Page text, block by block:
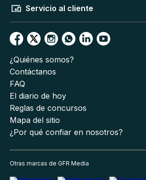
Servicio al cliente
¿Quiénes somos?
Contáctanos
FAQ
El diario de hoy
Reglas de concursos
Mapa del sitio
¿Por qué confiar en nosotros?
Otras marcas de GFR Media